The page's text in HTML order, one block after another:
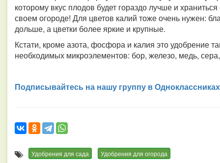
которому вкус плодов будет гораздо лучше и
своем огороде! Для цветов калий тоже очень нужен:
дольше, а цветки более яркие и крупные.
Кстати, кроме азота, фосфора и калия это удобрение
необходимых микроэлементов: бор, железо, медь,
Подписывайтесь на нашу группу в Одноклассниках
Удобрения для сада Удобрения для огорода